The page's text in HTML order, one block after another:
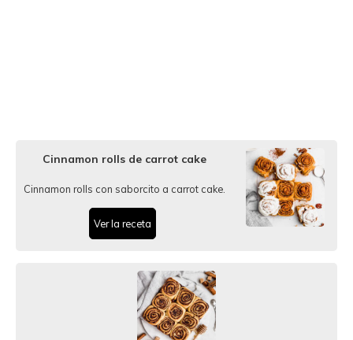
Cinnamon rolls de carrot cake
Cinnamon rolls con saborcito a carrot cake.
Ver la receta